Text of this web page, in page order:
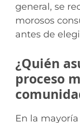
general, se
morosos
antes de
¿Quién
proceso
En la